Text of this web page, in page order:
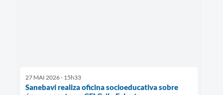
27 MAI 2026 - 15h33
Sanebavi realiza oficina socioeducativa sobre